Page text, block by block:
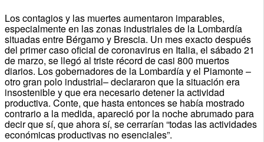
Los contagios y las muertes aumentaron imparables,
especialmente en las zonas industriales de la Lombardía
situadas entre Bérgamo y Brescia. Un mes exacto después
del primer caso oficial de coronavirus en Italia, el sábado 21
de marzo, se llegó al triste récord de casi 800 muertos
diarios. Los gobernadores de la Lombardía y el Piamonte –
otro gran polo industrial– declararon que la situación era
insostenible y que era necesario detener la actividad
productiva. Conte, que hasta entonces se había mostrado
contrario a la medida, apareció por la noche abrumado para
decir que sí, que ahora sí, se cerrarían “todas las actividades
económicas productivas no esenciales”.